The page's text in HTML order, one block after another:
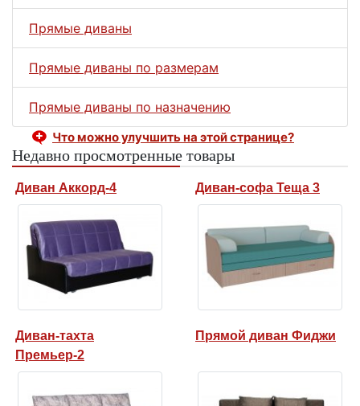
Прямые диваны
Прямые диваны по размерам
Прямые диваны по назначению
Что можно улучшить на этой странице?
Недавно просмотренные товары
Диван Аккорд-4 Диван-софа Теща 3
Диван-тахта
Премьер-2
Прямой диван Фиджи